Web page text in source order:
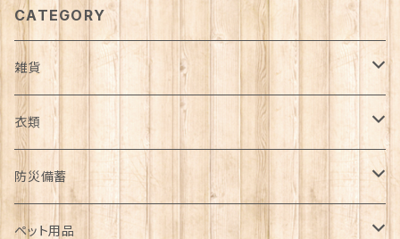
CATEGORY
雑貨
日用品雑貨
インテリア
カゴ・バスケット
服飾雑貨
帽子
キッチン雑貨
衣類
アウター
コート
トップス
防災備蓄
防災用品
ペット用品